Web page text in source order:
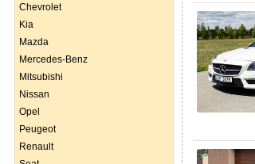
Chevrolet
Kia
Mazda
Mercedes-Benz
Mitsubishi
Nissan
Opel
Peugeot
Renault